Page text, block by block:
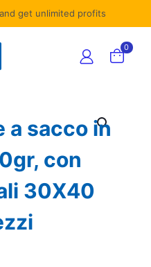
get unlimited profits
0
a sacco in
con
30X40